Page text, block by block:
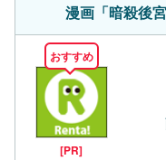
漫画「暗殺後
おすすめ
[PR]